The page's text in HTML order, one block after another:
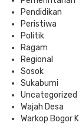
Pendidikan
Peristiwa
Politik
Ragam
Regional
Sosok
Sukabumi
Uncategorized
Wajah Desa
Warkop Bogor